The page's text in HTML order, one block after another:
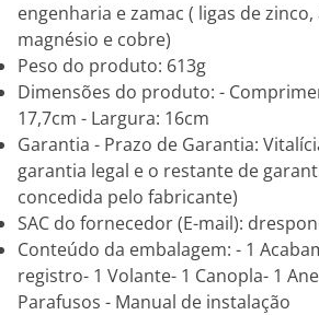
engenharia e zamac ( ligas de
magnésio e cobre)
Peso do produto: 613g
Dimensões do produto: -
17,7cm - Largura: 16cm
Garantia - Prazo de Garantia:
garantia legal e o restante de
concedida pelo fabricante)
SAC do fornecedor (E-mail):
Conteúdo da embalagem: - 1
registro- 1 Volante- 1 Canopla- 1
Parafusos - Manual de instalação